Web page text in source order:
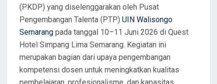
(PKDP) yang diselenggarakan oleh Pusat
Pengembangan Talenta (PTP) UIN Walisongo
Semarang pada tanggal 10–11 Juni 2026 di Quest
Hotel Simpang Lima Semarang. Kegiatan ini
merupakan bagian dari upaya pengembangan
kompetensi dosen untuk meningkatkan kualitas